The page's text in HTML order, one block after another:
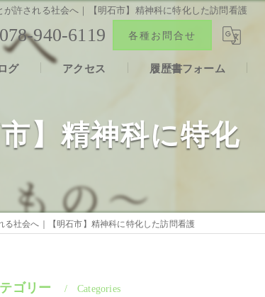
許される社会へ｜【明石市】精神科に特化した訪問看護
078-940-6119 各種お問合せ
グ アクセス 履歴書フォーム
】精神科に特化
る社会へ｜【明石市】精神科に特化した訪問看護
ゴリー Categories